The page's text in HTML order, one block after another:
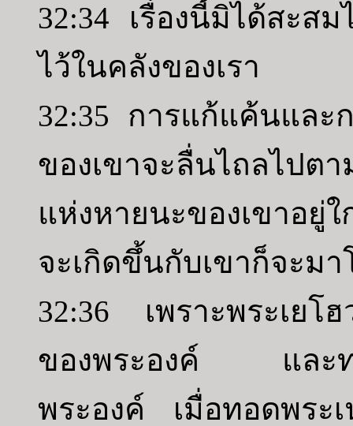
32:34 เรื่องนี้มิได้สะส
ไว้ในคลังของเรา
32:35 การแก้แค้นและ
ของเขาจะลื่นไถลไป
แห่งหายนะของเขาอยู่
จะเกิดขึ้นกับเขาก็จะม
32:36 เพราะพระเยโ
ของพระองค์ และทร
พระองค์ เมื่อทอดพระ